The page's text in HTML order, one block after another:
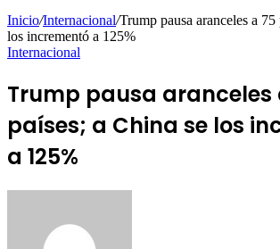
Inicio/Internacional/Trump pausa aranceles a 75
los incrementó a 125%
Internacional
Trump pausa aranceles
países; a China se los
a 125%